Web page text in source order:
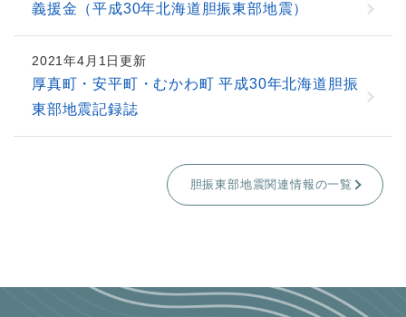
義援金（平成30年北海道胆振東部地震）
2021年4月1日更新
厚真町・安平町・むかわ町 平成30年北海道胆振
東部地震記録誌
胆振東部地震関連情報の一覧